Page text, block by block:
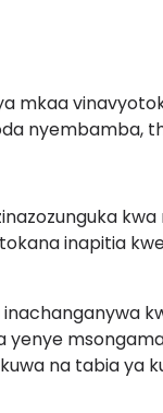
mkaa
nyembamba,
inapitia
na tabia ya